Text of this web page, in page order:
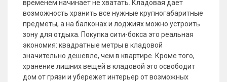
временем начинает не хватать. Кладовая дает
возможность хранить все нужные крупногабаритные
предметы, а на балконах и лоджиях можно устроить
зону для отдыха. Покупка сити-бокса это реальная
экономия: квадратные метры в кладовой
значительно дешевле, чем в квартире. Кроме того,
хранение лишних вещей в кладовой это освободит
дом от грязи и убережет интерьер от возможных